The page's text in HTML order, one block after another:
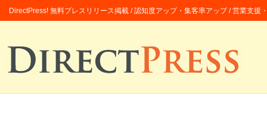
DirectPress! 無料プレスリリース掲載 / 認知度アップ・集客率アップ / 営業支援